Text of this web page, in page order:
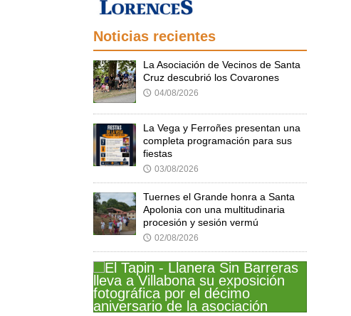
Noticias recientes
La Asociación de Vecinos de Santa
Cruz descubrió los Covarones
🕔 04/08/2026
La Vega y Ferroñes presentan una
completa programación para sus
fiestas
🕔 03/08/2026
Tuernes el Grande honra a Santa
Apolonia con una multitudinaria
procesión y sesión vermú
🕔 02/08/2026